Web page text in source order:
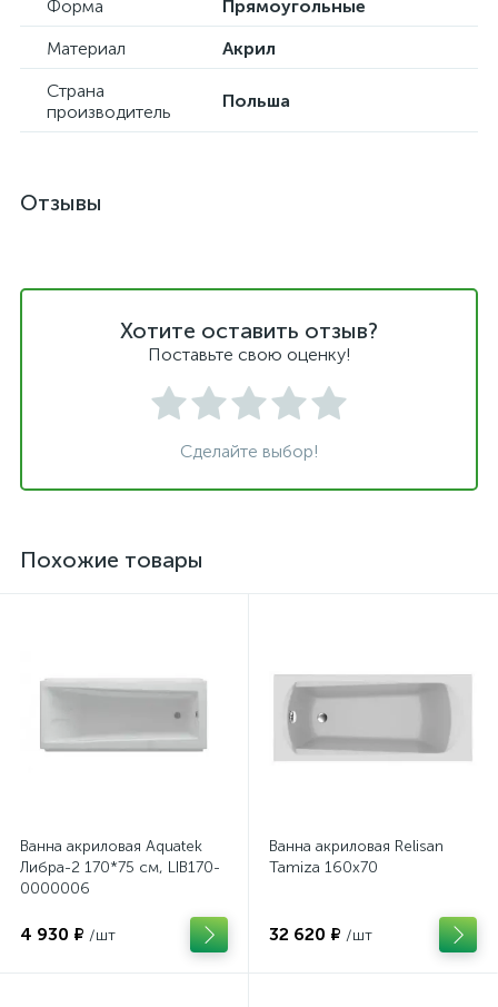
Форма
Прямоугольные
Материал
Акрил
Страна
производитель
Польша
Отзывы
Хотите оставить отзыв?
Поставьте свою оценку!
Сделайте выбор!
Похожие товары
Ванна акриловая Aquatek
Либра-2 170*75 см, LIB170-
0000006
4 930 ₽ /шт
Ванна акриловая Relisan
Tamiza 160x70
32 620 ₽ /шт